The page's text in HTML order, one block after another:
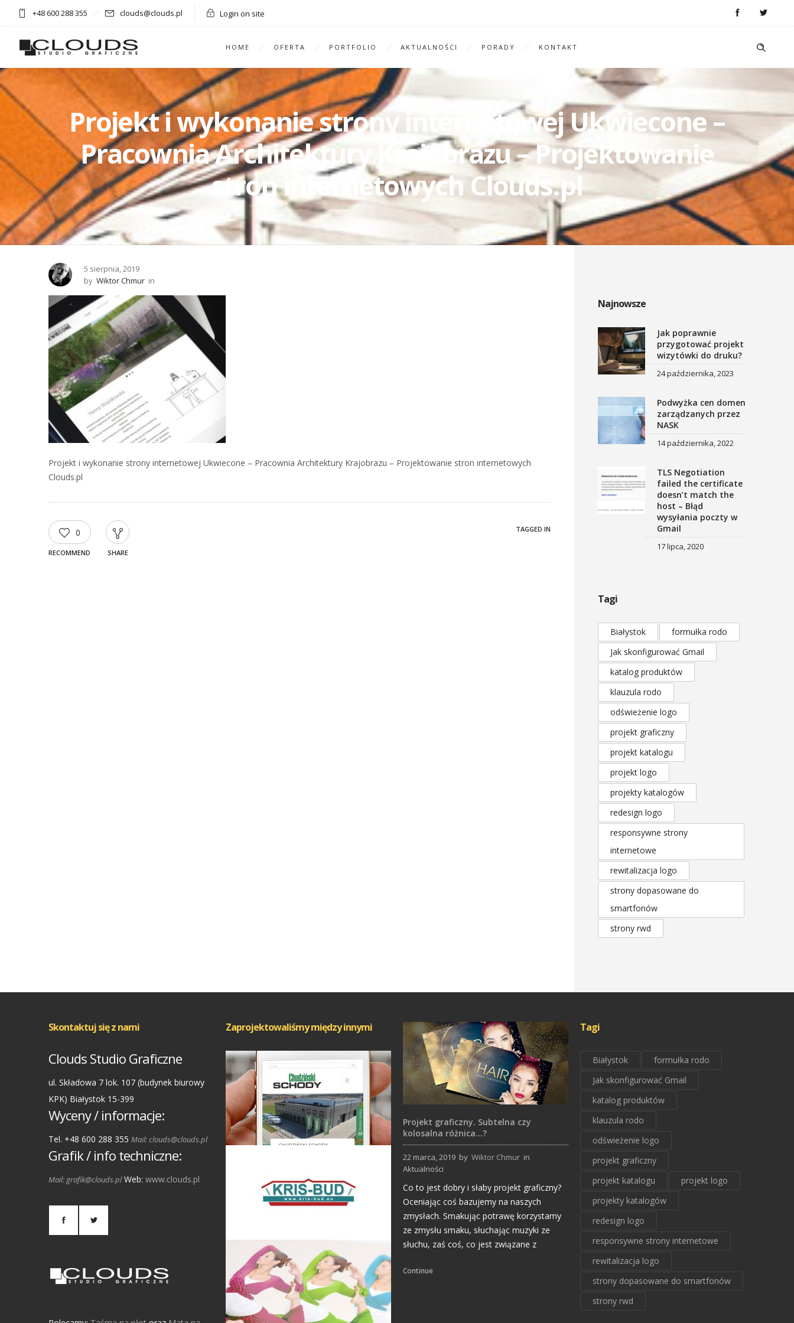
+48 600 288 355 clouds@clouds.pl Login on site
HOME OFERTA PORTFOLIO AKTUALNOŚCI PORADY KONTAKT
Projekt i wykonanie strony internetowej Ukwiecone –
Pracownia Architektury Krajobrazu – Projektowanie
stron internetowych Clouds.pl
5 sierpnia, 2019
by Wiktor Chmur in
Projekt i wykonanie strony internetowej Ukwiecone – Pracownia Architektury Krajobrazu – Projektowanie stron internetowych
Clouds.pl
0
RECOMMEND SHARE
TAGGED IN
Najnowsze
Jak poprawnie
przygotować projekt
wizytówki do druku?
24 października, 2023
Podwyżka cen domen
zarządzanych przez
NASK
14 października, 2022
TLS Negotiation
failed the certificate
doesn’t match the
host – Błąd
wysyłania poczty w
Gmail
17 lipca, 2020
Tagi
Białystok
formułka rodo
Jak skonfigurować Gmail
katalog produktów
klauzula rodo
odświeżenie logo
projekt graficzny
projekt katalogu
projekt logo
projekty katalogów
redesign logo
responsywne strony
internetowe
rewitalizacja logo
strony dopasowane do
smartfonów
strony rwd
Skontaktuj się z nami
Clouds Studio Graficzne
ul. Składowa 7 lok. 107 (budynek biurowy
KPK) Białystok 15-399
Wyceny / informacje:
Tel. +48 600 288 355 Mail: clouds@clouds.pl
Grafik / info techniczne:
Mail: grafik@clouds.plWeb: www.clouds.pl
Zaprojektowaliśmy między innymi
Strony Internetowe
Projekty logo
Projekt graficzny. Subtelna czy
kolosalna różnica…?
22 marca, 2019 by Wiktor Chmur in
Aktualności
Co to jest dobry i słaby projekt graficzny?
Oceniając coś bazujemy na naszych
zmysłach. Smakując potrawę korzystamy
ze zmysłu smaku, słuchając muzyki ze
słuchu, zaś coś, co jest związane z
Continue
Tagi
Białystok
formułka rodo
Jak skonfigurować Gmail
katalog produktów
klauzula rodo
odświeżenie logo
projekt graficzny
projekt katalogu
projekt logo
projekty katalogów
redesign logo
responsywne strony internetowe
rewitalizacja logo
strony dopasowane do smartfonów
strony rwd